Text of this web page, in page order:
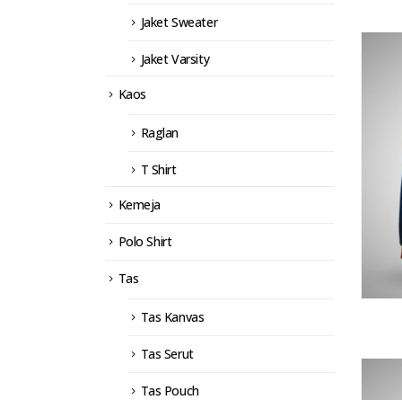
Jaket Sweater
Jaket Varsity
Kaos
Raglan
T Shirt
Kemeja
Polo Shirt
Tas
Tas Kanvas
Tas Serut
Tas Pouch